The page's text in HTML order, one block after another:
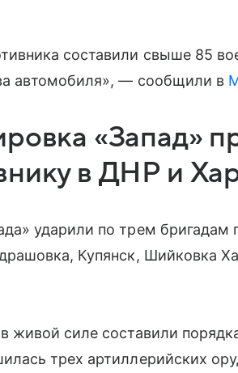
составили свыше 85
автомобиля», — сообщили в
«Запад»
в ДНР и
ударили по трем бригадам
Купянск, Шийковка
живой силе составили
трех артиллерийских